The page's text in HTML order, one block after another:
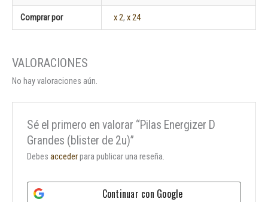
Comprar por x 2, x 24
No hay valoraciones aún.
Sé el primero en valorar “Pilas Energizer D
Grandes (blister de 2u)”
Debesaccederpara publicar una reseña.
Continuar con Google